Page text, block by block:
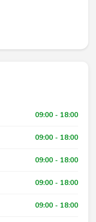
09:00 - 18:00
09:00 - 18:00
09:00 - 18:00
09:00 - 18:00
09:00 - 18:00